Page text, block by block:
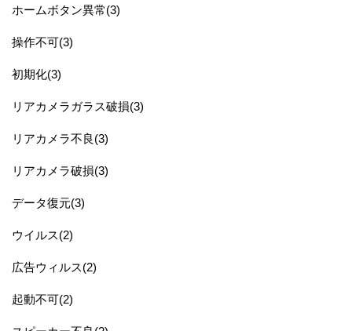
ホームボタン異常(3)
操作不可(3)
初期化(3)
リアカメラガラス破損(3)
リアカメラ不良(3)
リアカメラ破損(3)
データ復元(3)
ウイルス(2)
広告ウィルス(2)
起動不可(2)